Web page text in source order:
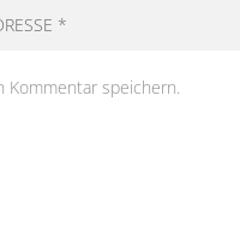
Kommentar speichern.